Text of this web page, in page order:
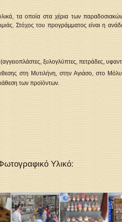
τα οποία στα χέρια των
Στόχος του προγράμματος είναι η
ξυλογλύπτες, πετράδες,
στη Μυτιλήνη, στην Αγιάσο, στο
των προϊόντων.
Υλικό: